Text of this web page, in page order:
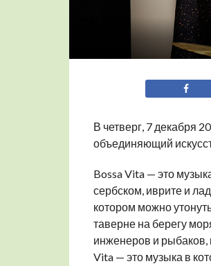
В четверг, 7 декабря
объединяющий
Bossa Vita — это
сербском, иврите и
котором можно
таверне на берегу
инженеров и рыбаков,
Vita — это музыка в